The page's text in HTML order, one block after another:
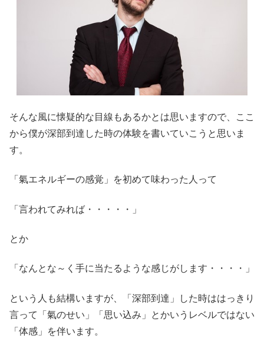
そんな風に懐疑的な目線もあるかとは思いますので、ここ
から僕が深部到達した時の体験を書いていこうと思いま
す。
「氣エネルギーの感覚」を初めて味わった人って
「言われてみれば・・・・・」
とか
「なんとな～く手に当たるような感じがします・・・・」
という人も結構いますが、「深部到達」した時ははっきり
言って「氣のせい」「思い込み」とかいうレベルではない
「体感」を伴います。